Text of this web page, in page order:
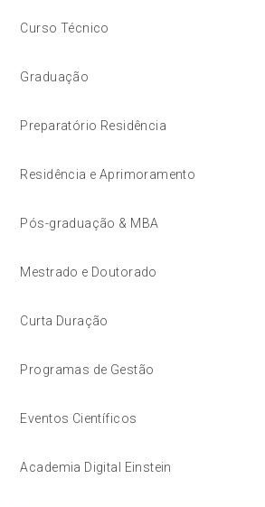
Curso Técnico
Graduação
Preparatório Residência
Residência e Aprimoramento
Pós-graduação & MBA
Mestrado e Doutorado
Curta Duração
Programas de Gestão
Eventos Científicos
Academia Digital Einstein